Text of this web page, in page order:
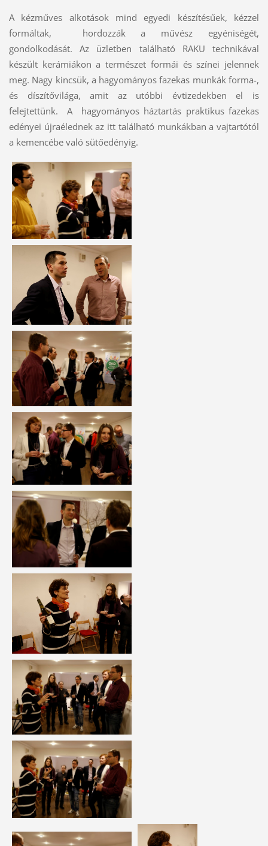
A kézműves alkotások mind egyedi készítésűek, kézzel
formáltak, hordozzák a művész egyéniségét,
gondolkodását. Az üzletben található RAKU technikával
készült kerámiákon a természet formái és színei jelennek
meg. Nagy kincsük, a hagyományos fazekas munkák forma-,
és díszítővilága, amit az utóbbi évtizedekben el is
felejtettünk. A hagyományos háztartás praktikus fazekas
edényei újraélednek az itt található munkákban a vajtartótól
a kemencébe való sütőedényig.